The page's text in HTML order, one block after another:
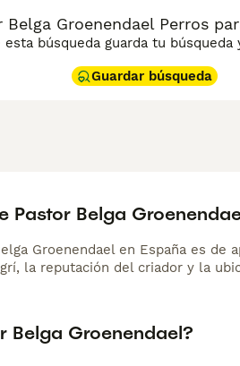
Groenendael Perros
esta búsqueda guarda tu
Guardar búsqueda
Pastor Belga
Groenendael en España es de
la reputación del criador y la
Belga Groenendael?